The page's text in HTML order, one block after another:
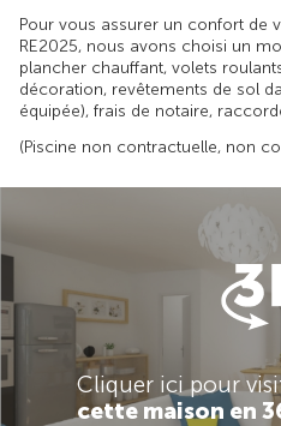
Pour vous assurer un confort de
RE2025, nous avons choisi un
plancher chauffant, volets
décoration, revêtements de sol
équipée), frais de notaire,
(Piscine non contractuelle, non
Cliquer ici pour
cette maison en